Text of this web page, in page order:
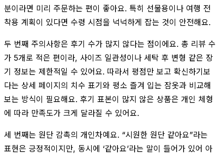
분이라면 미리 주문하는 편이 좋아요. 특히 선물용이나 여행 전
착용 계획이 있다면 수령 시점을 넉넉하게 잡는 것이 안전해요.
두 번째 주의사항은 후기 수가 많지 않다는 점이에요. 총 리뷰 수
가 5개로 적은 편이라, 사이즈 일관성이나 세탁 후 변형 같은 장
기 정보는 제한적일 수 있어요. 따라서 평점만 보고 확신하기보
다는 상세 페이지의 치수 표기와 평소 즐겨 입는 잠옷과 비교해
보는 방식이 필요해요. 후기 표본이 많지 않은 상품은 개인 체형
에 따라 만족도가 크게 달라질 수 있어요.
세 번째는 원단 감촉의 개인차예요. “시원한 원단 같아요”라는
표현은 긍정적이지만, 동시에 ‘같아요’라는 말이 들어가 있어 아